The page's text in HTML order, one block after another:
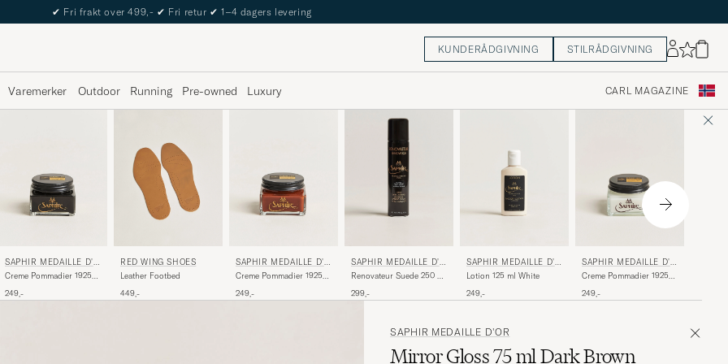
✔ Fri frakt over 499,- ✔ Fri retur ✔ 1–4 dagers levering
KUNDERÅDGIVNING STILRÅDGIVNING
Varemerker Outdoor Running Pre-owned Luxury CARL MAGAZINE
SAPHIR MEDAILLE D'O
R
Creme Pommadier 1925
249,-
RED WING SHOES
Leather Footbed
449,-
SAPHIR MEDAILLE D'O
R
Creme Pommadier 1925
249,-
SAPHIR MEDAILLE D'O
R
Renovateur Suede 250 ml
299,-
SAPHIR MEDAILLE D'O
R
Lotion 125 ml White
249,-
SAPHIR MEDAILLE D'O
R
Creme Pommadier 1925
249,-
SAPHIR MEDAILLE D'OR
Mirror Gloss 75 ml Dark Brown